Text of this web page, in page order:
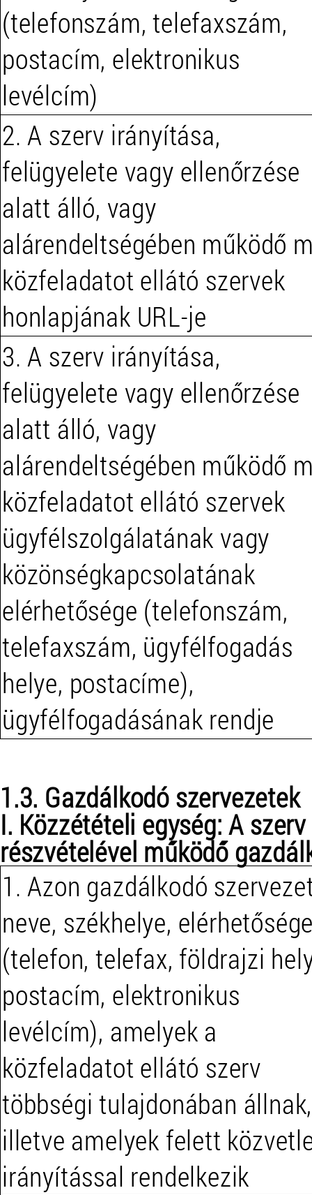
(telefonszám, telefaxszám,
postacím, elektronikus
levélcím)
2. A szerv irányítása,
felügyelete vagy ellenőrzése
alatt álló, vagy
alárendeltségében működő
közfeladatot ellátó szervek
honlapjának URL-je
3. A szerv irányítása,
felügyelete vagy ellenőrzése
alatt álló, vagy
alárendeltségében működő
közfeladatot ellátó szervek
ügyfélszolgálatának vagy
közönségkapcsolatának
elérhetősége (telefonszám,
telefaxszám, ügyfélfogadás
helye, postacíme),
ügyfélfogadásának rendje
1.3. Gazdálkodó szervezetek
I. Közzétételi egység: A
részvételével működő
1. Azon gazdálkodó
neve, székhelye,
(telefon, telefax, földrajzi
postacím, elektronikus
levélcím), amelyek a
közfeladatot ellátó szerv
többségi tulajdonában állnak,
illetve amelyek felett
irányítással rendelkezik